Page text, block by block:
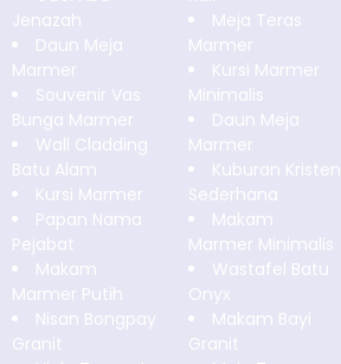
Jenazah
Daun Meja
Marmer
Souvenir Vas
Bunga Marmer
Wall Cladding
Batu Alam
Kursi Marmer
Papan Nama
Pejabat
Makam
Marmer Putih
Nisan Bongpay
Granit
Meja Teras
Marmer
Kursi Marmer
Minimalis
Daun Meja
Marmer
Kuburan Kristen
Sederhana
Makam
Marmer Minimalis
Wastafel Batu
Onyx
Makam Bayi
Granit